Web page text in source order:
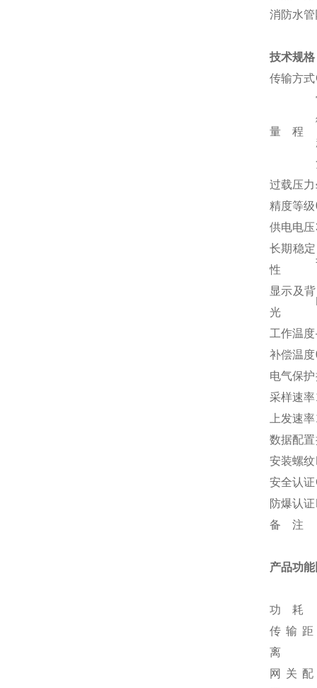
消防水
技术规格
传输方式
量 程
过载压力
精度等级
供电电压
长期稳定
性
显示及背
光
工作温度
补偿温度
电气保护
采样速率
上发速率
数据配置
安装螺纹
安全认证
防爆认证
备 注
产品功
功 耗
传输距
离
网关配